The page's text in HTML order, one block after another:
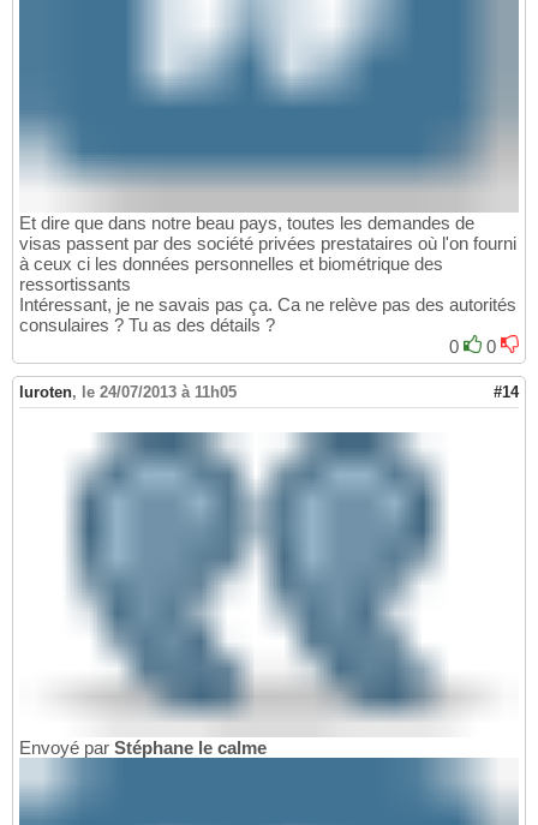
Et dire que dans notre beau pays, toutes les demandes de
visas passent par des société privées prestataires où l'on fourni
à ceux ci les données personnelles et biométrique des
ressortissants
Intéressant, je ne savais pas ça. Ca ne relève pas des autorités
consulaires ? Tu as des détails ?
0
0
luroten, le 24/07/2013 à 11h05 #14
Envoyé par Stéphane le calme